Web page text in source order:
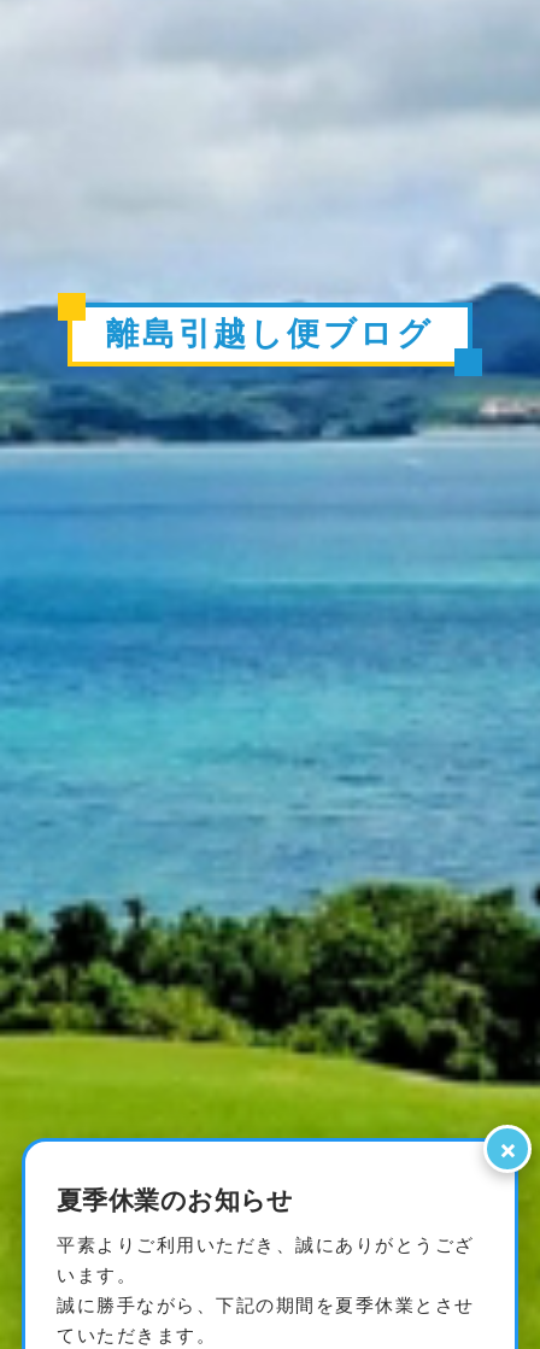
離島引越し便ブログ
×
夏季休業のお知らせ
平素よりご利用いただき、誠にありがとうござ
います。
誠に勝手ながら、下記の期間を夏季休業とさせ
ていただきます。